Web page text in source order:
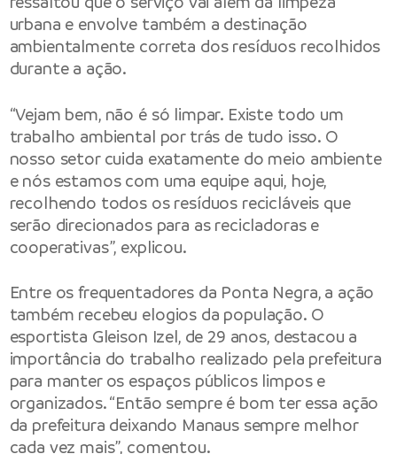
urbana e envolve também a destinação
ambientalmente correta dos resíduos recolhidos
durante a ação.
“Vejam bem, não é só limpar. Existe todo um
trabalho ambiental por trás de tudo isso. O
nosso setor cuida exatamente do meio ambiente
e nós estamos com uma equipe aqui, hoje,
recolhendo todos os resíduos recicláveis que
serão direcionados para as recicladoras e
cooperativas”, explicou.
Entre os frequentadores da Ponta Negra, a ação
também recebeu elogios da população. O
esportista Gleison Izel, de 29 anos, destacou a
importância do trabalho realizado pela prefeitura
para manter os espaços públicos limpos e
organizados. “Então sempre é bom ter essa ação
da prefeitura deixando Manaus sempre melhor
cada vez mais”, comentou.